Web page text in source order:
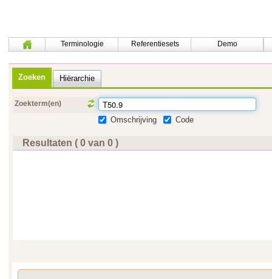
Terminologie Referentiesets Demo
Zoeken Hiërarchie
Zoekterm(en)
Omschrijving Code
Resultaten ( 0 van 0 )